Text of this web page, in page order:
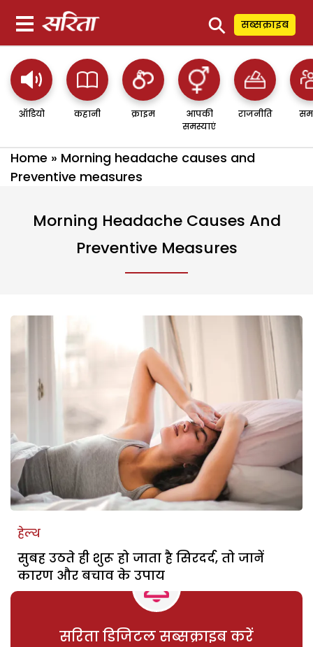
⚲ सब्सक्राइब
ऑडियो कहानी क्राइम
आपकी
समस्याएं
राजनीति
Home » Morning headache causes and
Preventive measures
Morning Headache Causes And
Preventive Measures
हेल्थ
सुबह उठते ही शुरू हो जाता है सिरदर्द, तो जानें
कारण और बचाव के उपाय
सरिता डिजिटल सब्सक्राइब करें